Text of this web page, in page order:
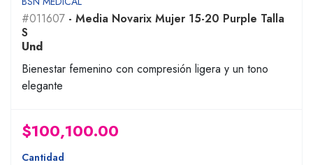
#011607 - Media Novarix Mujer 15-20 Purple Talla
S
Und
Bienestar femenino con compresión ligera y un tono
elegante
$100,100.00
Cantidad